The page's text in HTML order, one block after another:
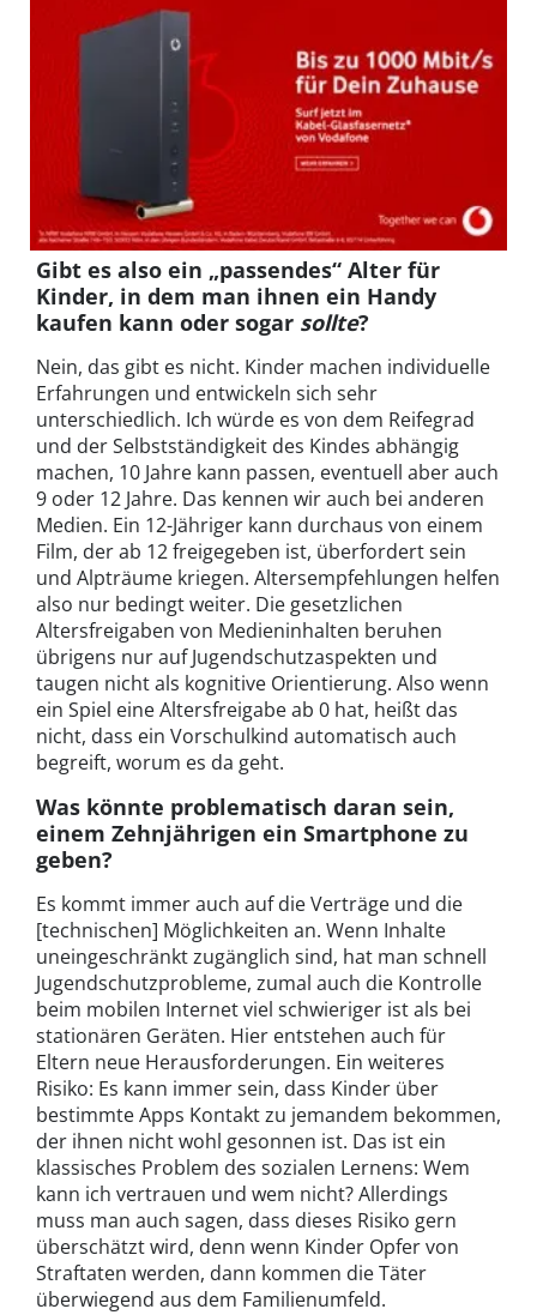
Gibt es also ein „passendes“ Alter für
Kinder, in dem man ihnen ein Handy
kaufen kann oder sogar sollte?
Nein, das gibt es nicht. Kinder machen individuelle
Erfahrungen und entwickeln sich sehr
unterschiedlich. Ich würde es von dem Reifegrad
und der Selbstständigkeit des Kindes abhängig
machen, 10 Jahre kann passen, eventuell aber auch
9 oder 12 Jahre. Das kennen wir auch bei anderen
Medien. Ein 12-Jähriger kann durchaus von einem
Film, der ab 12 freigegeben ist, überfordert sein
und Alpträume kriegen. Altersempfehlungen helfen
also nur bedingt weiter. Die gesetzlichen
Altersfreigaben von Medieninhalten beruhen
übrigens nur auf Jugendschutzaspekten und
taugen nicht als kognitive Orientierung. Also wenn
ein Spiel eine Altersfreigabe ab 0 hat, heißt das
nicht, dass ein Vorschulkind automatisch auch
begreift, worum es da geht.
Was könnte problematisch daran sein,
einem Zehnjährigen ein Smartphone zu
geben?
Es kommt immer auch auf die Verträge und die
[technischen] Möglichkeiten an. Wenn Inhalte
uneingeschränkt zugänglich sind, hat man schnell
Jugendschutzprobleme, zumal auch die Kontrolle
beim mobilen Internet viel schwieriger ist als bei
stationären Geräten. Hier entstehen auch für
Eltern neue Herausforderungen. Ein weiteres
Risiko: Es kann immer sein, dass Kinder über
bestimmte Apps Kontakt zu jemandem bekommen,
der ihnen nicht wohl gesonnen ist. Das ist ein
klassisches Problem des sozialen Lernens: Wem
kann ich vertrauen und wem nicht? Allerdings
muss man auch sagen, dass dieses Risiko gern
überschätzt wird, denn wenn Kinder Opfer von
Straftaten werden, dann kommen die Täter
überwiegend aus dem Familienumfeld.